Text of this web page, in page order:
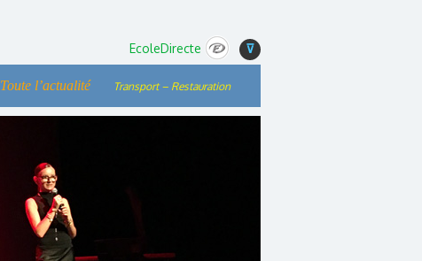
EcoleDirecte ⊽
Toute l’actualité Transport – Restauration